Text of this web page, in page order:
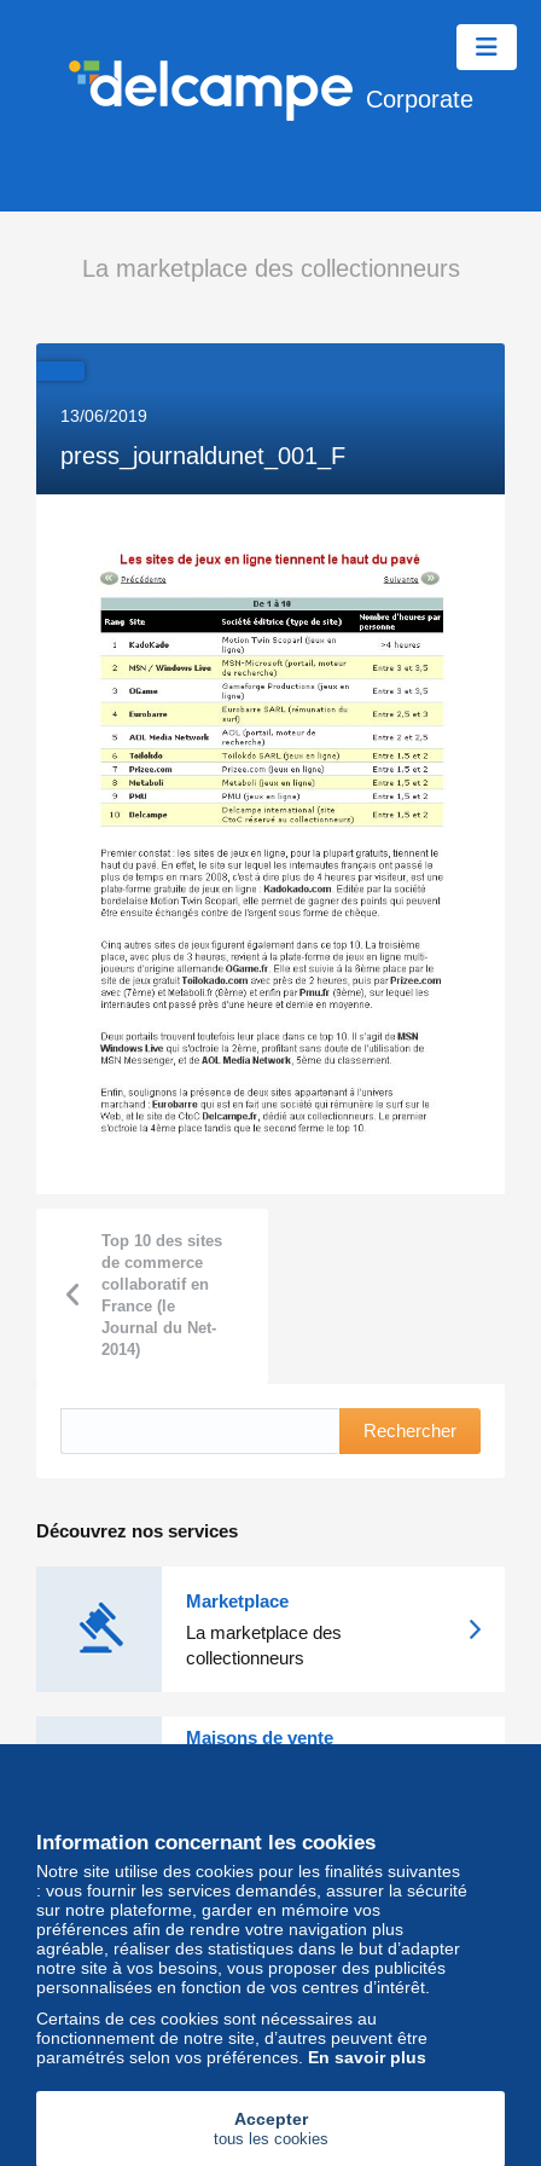
Corporate
La marketplace des collectionneurs
13/06/2019
press_journaldunet_001_F
Top 10 des sites
de commerce
collaboratif en
France (le
Journal du Net-
2014)
Rechercher
Découvrez nos services
Marketplace
La marketplace des
collectionneurs
Maisons de vente
Magazine
Un regard unique et décalé sur
l'univers des timbres et leurs
collectionneurs
Information concernant les cookies
Notre site utilise des cookies pour les finalités suivantes
: vous fournir les services demandés, assurer la sécurité
sur notre plateforme, garder en mémoire vos
préférences afin de rendre votre navigation plus
agréable, réaliser des statistiques dans le but d’adapter
notre site à vos besoins, vous proposer des publicités
personnalisées en fonction de vos centres d’intérêt.
Certains de ces cookies sont nécessaires au
fonctionnement de notre site, d’autres peuvent être
paramétrés selon vos préférences. En savoir plus
Accepter
tous les cookies